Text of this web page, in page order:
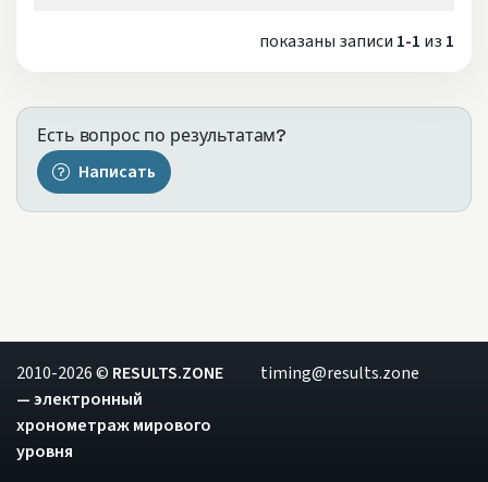
показаны записи 1-1 из 1
Есть вопрос по результатам?
Написать
2010-2026 © RESULTS.ZONE
— электронный
хронометраж мирового
уровня
timing@results.zone